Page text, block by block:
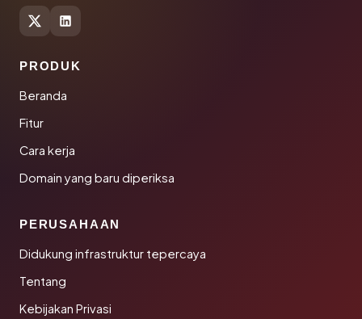
PRODUK
Beranda
Fitur
Cara kerja
Domain yang baru diperiksa
PERUSAHAAN
Didukung infrastruktur tepercaya
Tentang
Kebijakan Privasi